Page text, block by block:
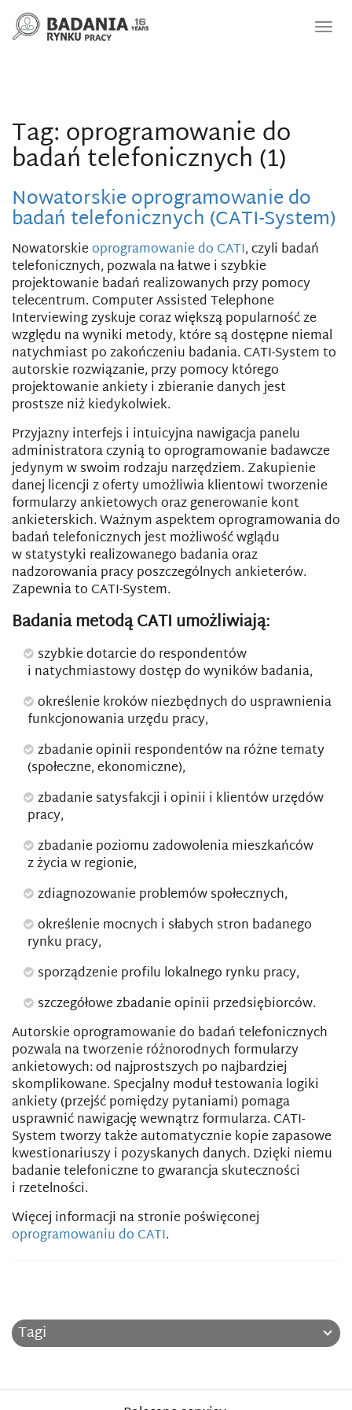
Tag: oprogramowanie do
badań telefonicznych (1)
Nowatorskie oprogramowanie do
badań telefonicznych (CATI-System)
Nowatorskieoprogramowanie do CATI, czyli badań
telefonicznych, pozwala na łatwe i szybkie
projektowanie badań realizowanych przy pomocy
telecentrum. Computer Assisted Telephone
Interviewing zyskuje coraz większą popularność ze
względu na wyniki metody, które są dostępne niemal
natychmiast po zakończeniu badania. CATI-System to
autorskie rozwiązanie, przy pomocy którego
projektowanie ankiety i zbieranie danych jest
prostsze niż kiedykolwiek.
Przyjazny interfejs i intuicyjna nawigacja panelu
administratora czynią to oprogramowanie badawcze
jedynym w swoim rodzaju narzędziem. Zakupienie
danej licencji z oferty umożliwia klientowi tworzenie
formularzy ankietowych oraz generowanie kont
ankieterskich. Ważnym aspektem oprogramowania do
badań telefonicznych jest możliwość wglądu
w statystyki realizowanego badania oraz
nadzorowania pracy poszczególnych ankieterów.
Zapewnia to CATI-System.
Badania metodą CATI umożliwiają:
szybkie dotarcie do respondentów
i natychmiastowy dostęp do wyników badania,
określenie kroków niezbędnych do usprawnienia
funkcjonowania urzędu pracy,
zbadanie opinii respondentów na różne tematy
(społeczne, ekonomiczne),
zbadanie satysfakcji i opinii i klientów urzędów
pracy,
zbadanie poziomu zadowolenia mieszkańców
z życia w regionie,
zdiagnozowanie problemów społecznych,
określenie mocnych i słabych stron badanego
rynku pracy,
sporządzenie profilu lokalnego rynku pracy,
szczegółowe zbadanie opinii przedsiębiorców.
Autorskie oprogramowanie do badań telefonicznych
pozwala na tworzenie różnorodnych formularzy
ankietowych: od najprostszych po najbardziej
skomplikowane. Specjalny moduł testowania logiki
ankiety (przejść pomiędzy pytaniami) pomaga
usprawnić nawigację wewnątrz formularza. CATI-
System tworzy także automatycznie kopie zapasowe
kwestionariuszy i pozyskanych danych. Dzięki niemu
badanie telefoniczne to gwarancja skuteczności
i rzetelności.
Więcej informacji na stronie poświęconej
oprogramowaniu do CATI.
Tagi